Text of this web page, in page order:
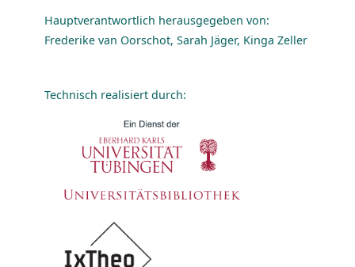
Hauptverantwortlich herausgegeben von:
Frederike van Oorschot, Sarah Jäger, Kinga Zeller
Technisch realisiert durch: